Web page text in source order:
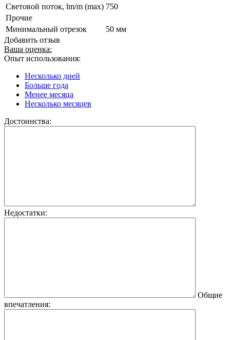
Световой поток, lm/m (max) 750
Прочие
Минимальный отрезок
50 мм
Добавить отзыв
Ваша оценка:
Опыт использования:
Несколько дней
Больше года
Менее месяца
Несколько месяцев
Достоинства:
Недостатки:
Общие
впечатления: